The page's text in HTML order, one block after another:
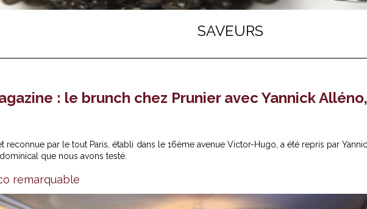
SAVEURS
: le brunch chez Prunier avec Yannick Alléno,
reconnue par le tout Paris, établi dans le 16ème avenue Victor-Hugo, a été repris par
que nous avons testé.
remarquable